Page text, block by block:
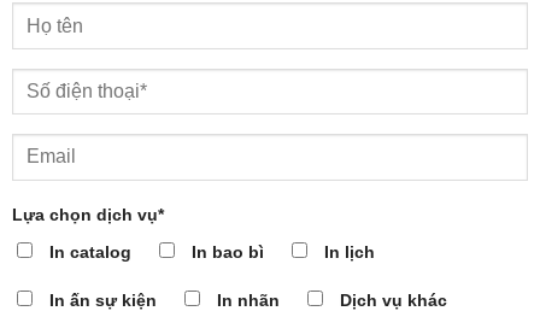
Lựa chọn dịch vụ*
In catalog
In bao bì In lịch
In ấn sự kiện In nhãn Dịch vụ khác